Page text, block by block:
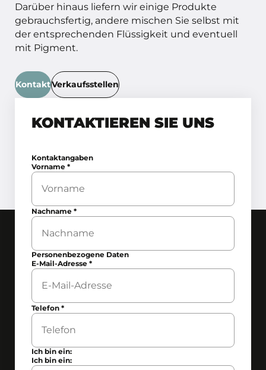
Darüber hinaus liefern wir einige Produkte
gebrauchsfertig, andere mischen Sie selbst mit
der entsprechenden Flüssigkeit und eventuell
mit Pigment.
KontaktVerkaufsstellen
KONTAKTIEREN SIE UNS
Kontaktangaben
Vorname*
Nachname*
Personenbezogene Daten
E-Mail-Adresse*
Telefon*
Ich bin ein:
Ich bin ein: